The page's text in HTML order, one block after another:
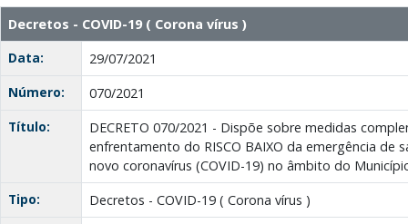
Decretos - COVID-19 ( Corona vírus )
Data:
29/07/2021
Número:
070/2021
Título:
DECRETO 070/2021 - Dispõe sobre medidas
enfrentamento do RISCO BAIXO da emergência de
novo coronavírus (COVID-19) no âmbito do
Tipo:
Decretos - COVID-19 ( Corona vírus )